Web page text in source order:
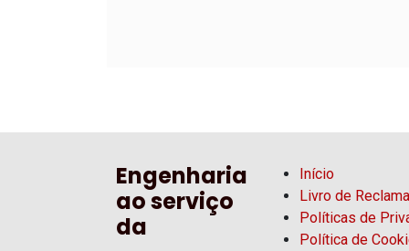
Engenharia
ao serviço
da
Início
Livro de
Políticas de
Política de